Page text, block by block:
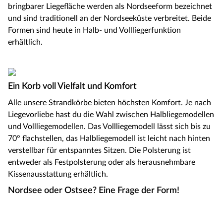
bringbarer Liegefläche werden als Nordseeform bezeichnet
und sind traditionell an der Nordseeküste verbreitet. Beide
Formen sind heute in Halb- und Vollliegerfunktion
erhältlich.
Ein Korb voll Vielfalt und Komfort
Alle unsere Strandkörbe bieten höchsten Komfort. Je nach
Liegevorliebe hast du die Wahl zwischen Halbliegemodellen
und Vollliegemodellen. Das Vollliegemodell lässt sich bis zu
70° flachstellen, das Halbliegemodell ist leicht nach hinten
verstellbar für entspanntes Sitzen. Die Polsterung ist
entweder als Festpolsterung oder als herausnehmbare
Kissenausstattung erhältlich.
Nordsee oder Ostsee? Eine Frage der Form!